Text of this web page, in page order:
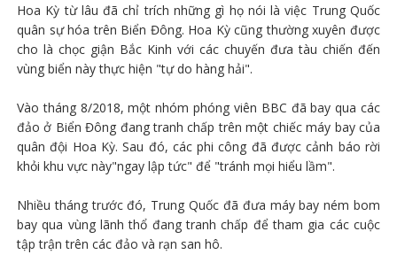
Hoa Kỳ từ lâu đã chỉ trích những gì họ nói là việc Trung Quốc
quân sự hóa trên Biển Đông. Hoa Kỳ cũng thường xuyên được
cho là chọc giận Bắc Kinh với các chuyến đưa tàu chiến đến
vùng biển này thực hiện "tự do hàng hải".
Vào tháng 8/2018, một nhóm phóng viên BBC đã bay qua các
đảo ở Biển Đông đang tranh chấp trên một chiếc máy bay của
quân đội Hoa Kỳ. Sau đó, các phi công đã được cảnh báo rời
khỏi khu vực này"ngay lập tức" để "tránh mọi hiểu lầm".
Nhiều tháng trước đó, Trung Quốc đã đưa máy bay ném bom
bay qua vùng lãnh thổ đang tranh chấp để tham gia các cuộc
tập trận trên các đảo và rạn san hô.